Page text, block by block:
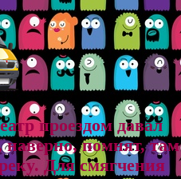
пpоездом давал
помнят, там
Для смягчения